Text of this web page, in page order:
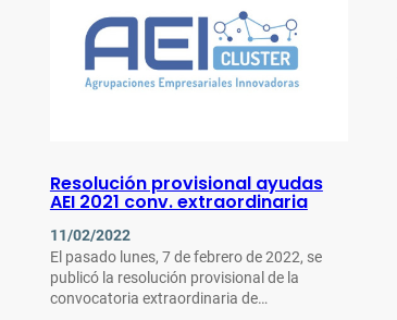
Resolución provisional ayudas
AEI 2021 conv. extraordinaria
11/02/2022
El pasado lunes, 7 de febrero de 2022, se
publicó la resolución provisional de la
convocatoria extraordinaria de…